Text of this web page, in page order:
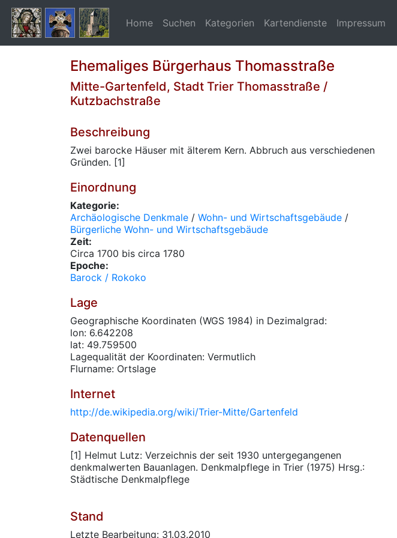
Home Suchen Kategorien Kartendienste Impressum
Ehemaliges Bürgerhaus Thomasstraße
Mitte-Gartenfeld, Stadt Trier Thomasstraße /
Kutzbachstraße
Beschreibung
Zwei barocke Häuser mit älterem Kern. Abbruch aus verschiedenen
Gründen. [1]
Einordnung
Kategorie:
Archäologische Denkmale / Wohn- und Wirtschaftsgebäude /
Bürgerliche Wohn- und Wirtschaftsgebäude
Zeit:
Circa 1700 bis circa 1780
Epoche:
Barock / Rokoko
Lage
Geographische Koordinaten (WGS 1984) in Dezimalgrad:
lon: 6.642208
lat: 49.759500
Lagequalität der Koordinaten: Vermutlich
Flurname: Ortslage
Internet
http://de.wikipedia.org/wiki/Trier-Mitte/Gartenfeld
Datenquellen
[1] Helmut Lutz: Verzeichnis der seit 1930 untergegangenen
denkmalwerten Bauanlagen. Denkmalpflege in Trier (1975) Hrsg.:
Städtische Denkmalpflege
Stand
Letzte Bearbeitung: 31.03.2010